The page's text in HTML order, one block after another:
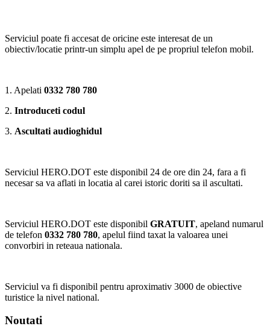
Serviciul poate fi accesat de oricine este interesat de un
obiectiv/locatie printr-un simplu apel de pe propriul telefon mobil.
1. Apelati 0332 780 780
2. Introduceti codul
3. Ascultati audioghidul
Serviciul HERO.DOT este disponibil 24 de ore din 24, fara a fi
necesar sa va aflati in locatia al carei istoric doriti sa il ascultati.
Serviciul HERO.DOT este disponibil GRATUIT, apeland numarul
de telefon 0332 780 780, apelul fiind taxat la valoarea unei
convorbiri in reteaua nationala.
Serviciul va fi disponibil pentru aproximativ 3000 de obiective
turistice la nivel national.
Noutati